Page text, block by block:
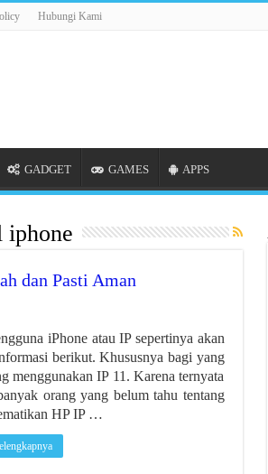
Hubungi Kami
GADGET GAMES APPS
iphone
dan Pasti Aman
iPhone atau IP sepertinya akan
berikut. Khususnya bagi yang
menggunakan IP 11. Karena ternyata
orang yang belum tahu tentang
HP IP …